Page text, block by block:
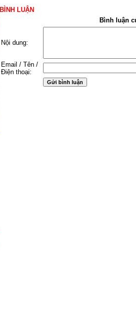
BÌNH LUẬN
Bình luận
Nội dung:
Email / Tên /
Điện thoại: